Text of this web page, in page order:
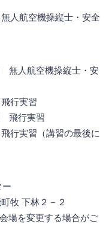
士・安全
航空機操縦士・安
習
行実習
の最後に
牧 下林２－２
を変更する場合がご